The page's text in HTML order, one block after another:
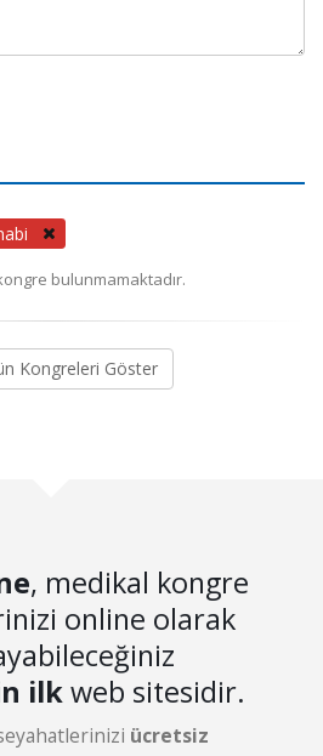
bulunmamaktadır.
Kongreleri Göster
, medikal kongre
online olarak
ilkweb sitesidir.
ücretsiz